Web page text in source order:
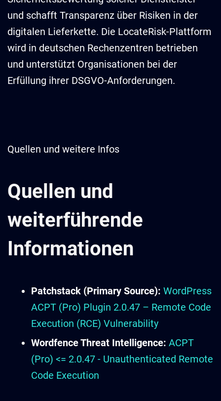
und schafft Transparenz über Risiken in der
digitalen Lieferkette. Die LocateRisk-Plattform
wird in deutschen Rechenzentren betrieben
und unterstützt Organisationen bei der
Erfüllung ihrer DSGVO-Anforderungen.
Quellen und weitere Infos
Quellen und
weiterführende
Informationen
Patchstack (Primary Source): WordPress
ACPT (Pro) Plugin 2.0.47 – Remote Code
Execution (RCE) Vulnerability
Wordfence Threat Intelligence: ACPT
(Pro) <= 2.0.47 - Unauthenticated Remote
Code Execution